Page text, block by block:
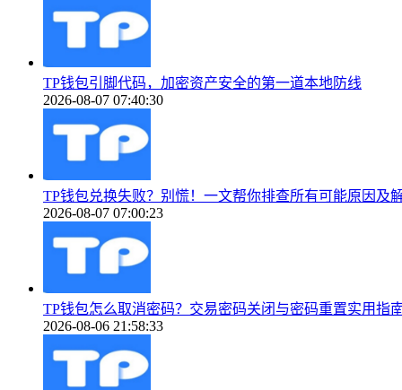
TP钱包引脚代码，加密资产安全的第一道本地防线
2026-08-07 07:40:30
TP钱包兑换失败？别慌！一文帮你排查所有可能原因及
2026-08-07 07:00:23
TP钱包怎么取消密码？交易密码关闭与密码重置实用指
2026-08-06 21:58:33